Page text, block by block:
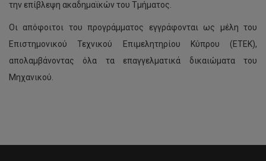
την επίβλεψη ακαδημαϊκών του Τμήματος.
Οι απόφοιτοι του προγράμματος εγγράφονται ως μέλη του
Επιστημονικού Τεχνικού Επιμελητηρίου Κύπρου (ΕΤΕΚ),
απολαμβάνοντας όλα τα επαγγελματικά δικαιώματα του
Μηχανικού.